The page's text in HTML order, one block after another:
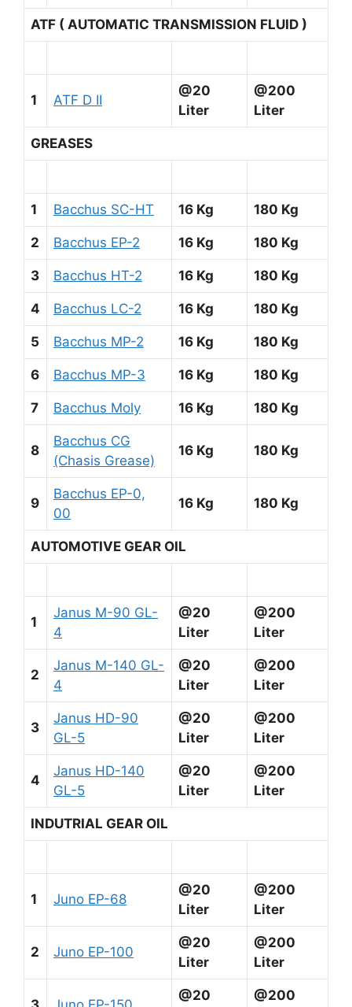
ATF ( AUTOMATIC TRANSMISSION FLUID )
1 ATF D II
@20
Liter
@200
Liter
GREASES
1 Bacchus SC-HT 16 Kg 180 Kg
2 Bacchus EP-2 16 Kg 180 Kg
3 Bacchus HT-2 16 Kg 180 Kg
4 Bacchus LC-2 16 Kg 180 Kg
5 Bacchus MP-2 16 Kg 180 Kg
6 Bacchus MP-3 16 Kg 180 Kg
7 Bacchus Moly 16 Kg 180 Kg
8
Bacchus CG
(Chasis Grease)
16 Kg 180 Kg
9
Bacchus EP-0,
00
16 Kg 180 Kg
AUTOMOTIVE GEAR OIL
1
Janus M-90 GL-
4
@20
Liter
@200
Liter
2
Janus M-140 GL-
4
@20
Liter
@200
Liter
3
Janus HD-90
GL-5
@20
Liter
@200
Liter
4
Janus HD-140
GL-5
@20
Liter
@200
Liter
INDUTRIAL GEAR OIL
1 Juno EP-68
@20
Liter
@200
Liter
2 Juno EP-100
@20
Liter
@200
Liter
@20
@200